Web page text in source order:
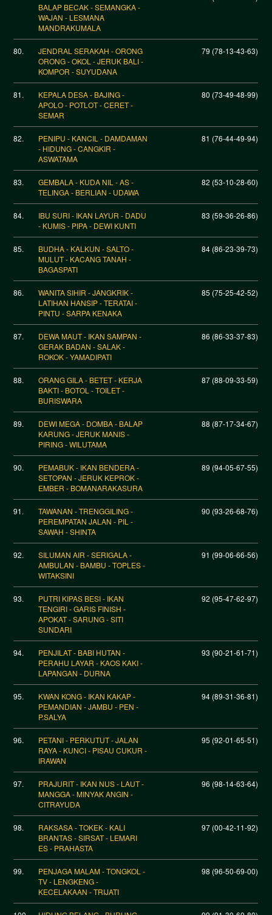
BALAP BECAK - SEMANGKA -
WAJAN - LESMANA
MANDRAKUMALA
80.
JENDRAL SERAKAH - ORONG
ORONG - OKOL - JERUK BALI -
KOMPOR - SUYUDANA
79 (78-13-43-63)
81.
KEPALA DESA - BAJING -
APOLO - POTLOT - CERET -
SEMAR
80 (73-49-48-99)
82.
PENIPU - KANCIL - DAMDAMAN
- HIDUNG - CANGKIR -
ASWATAMA
81 (76-44-49-94)
83.
GEMBALA - KUDA NIL - AS -
TELINGA - BERLIAN - UDAWA
82 (53-10-28-60)
84.
IBU SURI - IKAN LAYUR - DADU
- KUMIS - PIPA - DEWI KUNTI
83 (59-36-26-86)
85.
BUDHA - KALKUN - SALTO -
MULUT - KACANG TANAH -
BAGASPATI
84 (86-23-39-73)
86.
WANITA SIHIR - JANGKRIK -
LATIHAN HANSIP - TERATAI -
PINTU - SARPA KENAKA
85 (75-25-42-52)
87.
DEWA MAUT - IKAN SAMPAN -
GERAK BADAN - SALAK -
ROKOK - YAMADIPATI
86 (86-33-37-83)
88.
ORANG GILA - BETET - KERJA
BAKTI - BOTOL - TOILET -
BURISWARA
87 (88-09-33-59)
89.
DEWI MEGA - DOMBA - BALAP
KARUNG - JERUK MANIS -
PIRING - WILUTAMA
88 (87-17-34-67)
90.
PEMABUK - IKAN BENDERA -
SETOPAN - JERUK KEPROK -
EMBER - BOMANARAKASURA
89 (94-05-67-55)
91.
TAWANAN - TRENGGILING -
PEREMPATAN JALAN - PIL -
SAWAH - SHINTA
90 (93-26-68-76)
92.
SILUMAN AIR - SERIGALA -
AMBULAN - BAMBU - TOPLES -
WITAKSINI
91 (99-06-66-56)
93.
PUTRI KIPAS BESI - IKAN
TENGIRI - GARIS FINISH -
APOKAT - SARUNG - SITI
SUNDARI
92 (95-47-62-97)
94.
PENJILAT - BABI HUTAN -
PERAHU LAYAR - KAOS KAKI -
LAPANGAN - DURNA
93 (90-21-61-71)
95.
KWAN KONG - IKAN KAKAP -
PEMANDIAN - JAMBU - PEN -
P.SALYA
94 (89-31-36-81)
96.
PETANI - PERKUTUT - JALAN
RAYA - KUNCI - PISAU CUKUR -
IRAWAN
95 (92-01-65-51)
97.
PRAJURIT - IKAN NUS - LAUT -
MANGGA - MINYAK ANGIN -
CITRAYUDA
96 (98-14-63-64)
98.
RAKSASA - TOKEK - KALI
BRANTAS - SIRSAT - LEMARI
ES - PRAHASTA
97 (00-42-11-92)
99.
PENJAGA MALAM - TONGKOL -
TV - LENGKENG -
KECELAKAAN - TRIJATI
98 (96-50-69-00)